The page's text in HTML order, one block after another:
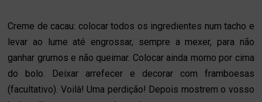
Creme de cacau: colocar todos os ingredientes num tacho e
levar ao lume até engrossar, sempre a mexer, para não
ganhar grumos e não queimar. Colocar ainda morno por cima
do bolo. Deixar arrefecer e decorar com framboesas
(facultativo). Voilà! Uma perdição! Depois mostrem o vosso